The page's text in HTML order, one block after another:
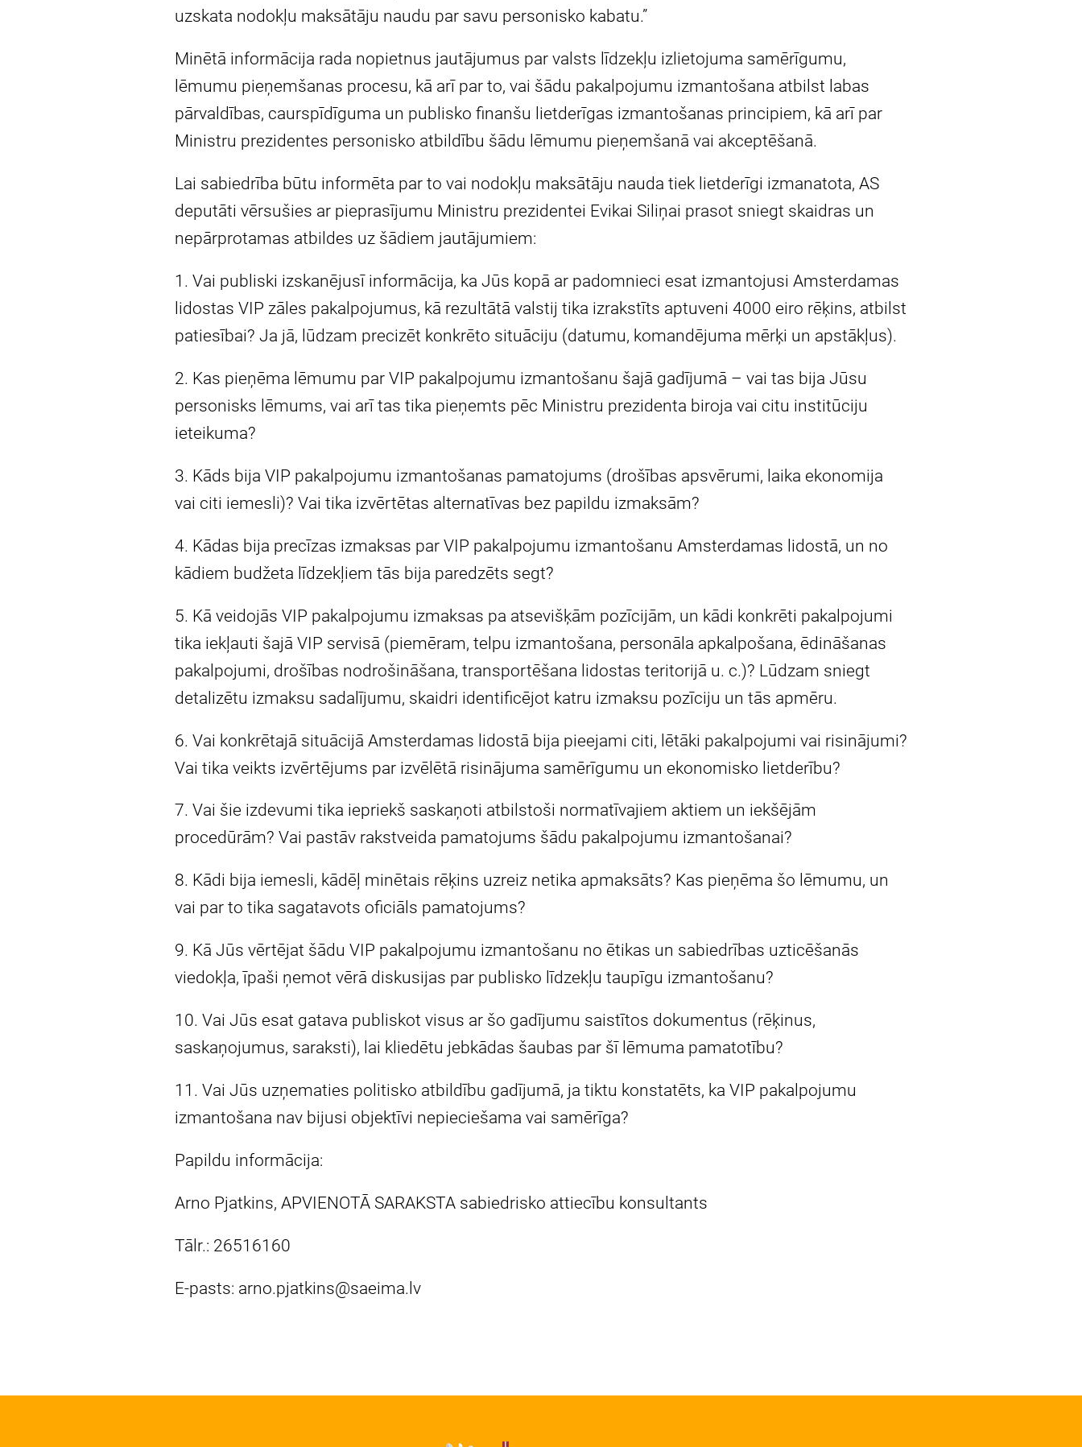
uzskata nodokļu maksātāju naudu par savu personisko kabatu.”
Minētā informācija rada nopietnus jautājumus par valsts līdzekļu izlietojuma samērīgumu,
lēmumu pieņemšanas procesu, kā arī par to, vai šādu pakalpojumu izmantošana atbilst labas
pārvaldības, caurspīdīguma un publisko finanšu lietderīgas izmantošanas principiem, kā arī par
Ministru prezidentes personisko atbildību šādu lēmumu pieņemšanā vai akceptēšanā.
Lai sabiedrība būtu informēta par to vai nodokļu maksātāju nauda tiek lietderīgi izmanatota, AS
deputāti vērsušies ar pieprasījumu Ministru prezidentei Evikai Siliņai prasot sniegt skaidras un
nepārprotamas atbildes uz šādiem jautājumiem:
1. Vai publiski izskanējusī informācija, ka Jūs kopā ar padomnieci esat izmantojusi Amsterdamas
lidostas VIP zāles pakalpojumus, kā rezultātā valstij tika izrakstīts aptuveni 4000 eiro rēķins, atbilst
patiesībai? Ja jā, lūdzam precizēt konkrēto situāciju (datumu, komandējuma mērķi un apstākļus).
2. Kas pieņēma lēmumu par VIP pakalpojumu izmantošanu šajā gadījumā – vai tas bija Jūsu
personisks lēmums, vai arī tas tika pieņemts pēc Ministru prezidenta biroja vai citu institūciju
ieteikuma?
3. Kāds bija VIP pakalpojumu izmantošanas pamatojums (drošības apsvērumi, laika ekonomija
vai citi iemesli)? Vai tika izvērtētas alternatīvas bez papildu izmaksām?
4. Kādas bija precīzas izmaksas par VIP pakalpojumu izmantošanu Amsterdamas lidostā, un no
kādiem budžeta līdzekļiem tās bija paredzēts segt?
5. Kā veidojās VIP pakalpojumu izmaksas pa atsevišķām pozīcijām, un kādi konkrēti pakalpojumi
tika iekļauti šajā VIP servisā (piemēram, telpu izmantošana, personāla apkalpošana, ēdināšanas
pakalpojumi, drošības nodrošināšana, transportēšana lidostas teritorijā u. c.)? Lūdzam sniegt
detalizētu izmaksu sadalījumu, skaidri identificējot katru izmaksu pozīciju un tās apmēru.
6. Vai konkrētajā situācijā Amsterdamas lidostā bija pieejami citi, lētāki pakalpojumi vai risinājumi?
Vai tika veikts izvērtējums par izvēlētā risinājuma samērīgumu un ekonomisko lietderību?
7. Vai šie izdevumi tika iepriekš saskaņoti atbilstoši normatīvajiem aktiem un iekšējām
procedūrām? Vai pastāv rakstveida pamatojums šādu pakalpojumu izmantošanai?
8. Kādi bija iemesli, kādēļ minētais rēķins uzreiz netika apmaksāts? Kas pieņēma šo lēmumu, un
vai par to tika sagatavots oficiāls pamatojums?
9. Kā Jūs vērtējat šādu VIP pakalpojumu izmantošanu no ētikas un sabiedrības uzticēšanās
viedokļa, īpaši ņemot vērā diskusijas par publisko līdzekļu taupīgu izmantošanu?
10. Vai Jūs esat gatava publiskot visus ar šo gadījumu saistītos dokumentus (rēķinus,
saskaņojumus, saraksti), lai kliedētu jebkādas šaubas par šī lēmuma pamatotību?
11. Vai Jūs uzņematies politisko atbildību gadījumā, ja tiktu konstatēts, ka VIP pakalpojumu
izmantošana nav bijusi objektīvi nepieciešama vai samērīga?
Papildu informācija:
Arno Pjatkins, APVIENOTĀ SARAKSTA sabiedrisko attiecību konsultants
Tālr.: 26516160
E-pasts: arno.pjatkins@saeima.lv